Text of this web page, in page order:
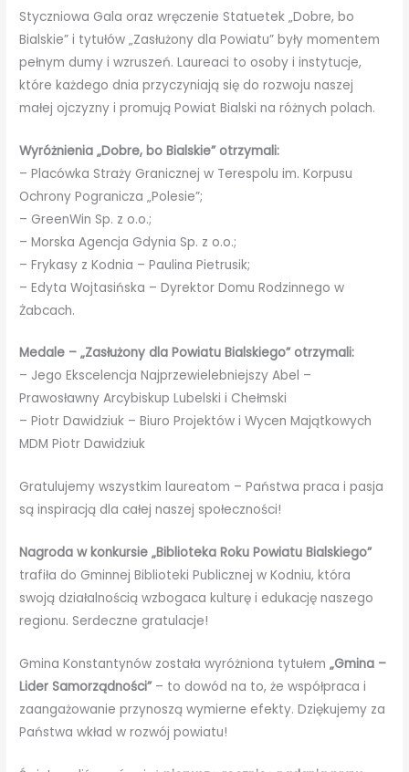
Styczniowa Gala oraz wręczenie Statuetek „Dobre, bo
Bialskie” i tytułów „Zasłużony dla Powiatu” były momentem
pełnym dumy i wzruszeń. Laureaci to osoby i instytucje,
które każdego dnia przyczyniają się do rozwoju naszej
małej ojczyzny i promują Powiat Bialski na różnych polach.
Wyróżnienia „Dobre, bo Bialskie” otrzymali:
– Placówka Straży Granicznej w Terespolu im. Korpusu
Ochrony Pogranicza „Polesie”;
– GreenWin Sp. z o.o.;
– Morska Agencja Gdynia Sp. z o.o.;
– Frykasy z Kodnia – Paulina Pietrusik;
– Edyta Wojtasińska – Dyrektor Domu Rodzinnego w
Żabcach.
Medale – „Zasłużony dla Powiatu Bialskiego” otrzymali:
– Jego Ekscelencja Najprzewielebniejszy Abel –
Prawosławny Arcybiskup Lubelski i Chełmski
– Piotr Dawidziuk – Biuro Projektów i Wycen Majątkowych
MDM Piotr Dawidziuk
Gratulujemy wszystkim laureatom – Państwa praca i pasja
są inspiracją dla całej naszej społeczności!
Nagroda w konkursie „Biblioteka Roku Powiatu Bialskiego”
trafiła do Gminnej Biblioteki Publicznej w Kodniu, która
swoją działalnością wzbogaca kulturę i edukację naszego
regionu. Serdeczne gratulacje!
Gmina Konstantynów została wyróżniona tytułem„Gmina –
Lider Samorządności”– to dowód na to, że współpraca i
zaangażowanie przynoszą wymierne efekty. Dziękujemy za
Państwa wkład w rozwój powiatu!